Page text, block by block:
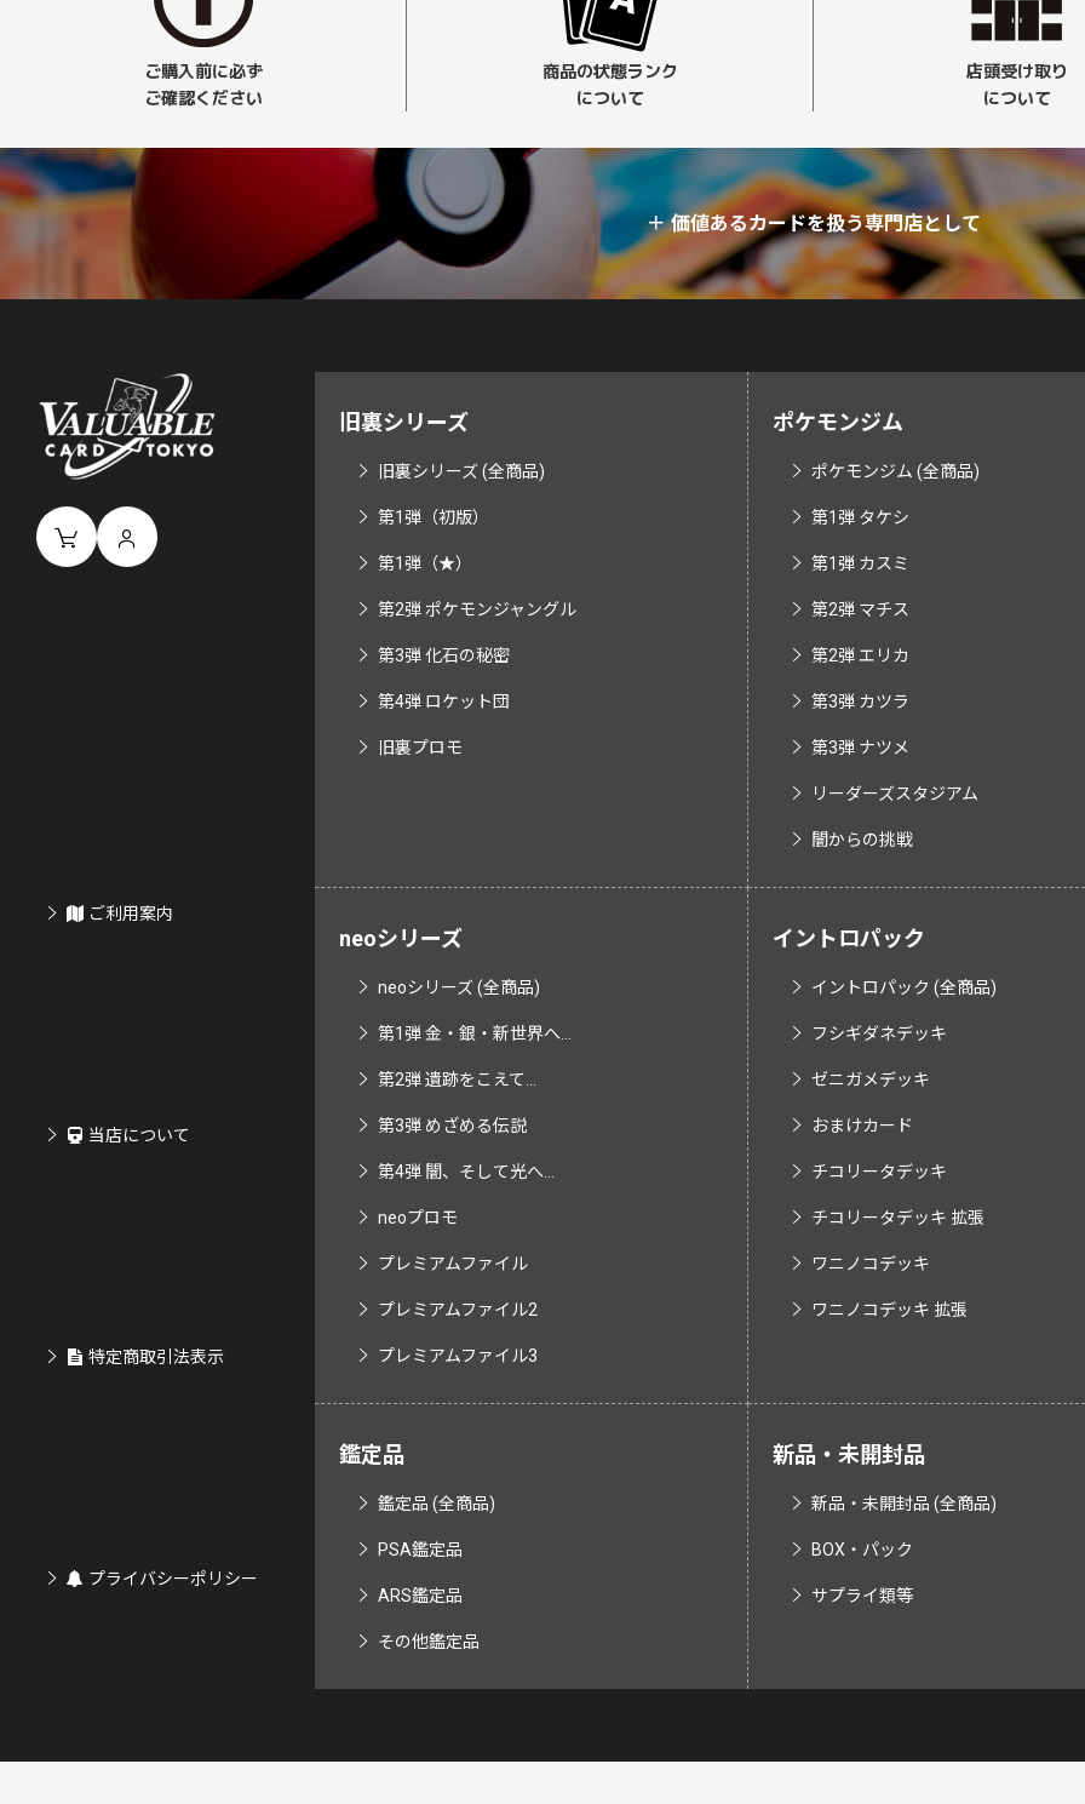
ご購入前に必ず
ご確認ください
商品の状態ランク
について
店頭受け取り
について
＋価値あるカードを扱う専門店として
ご利用案内
当店について
特定商取引法表示
プライバシーポリシー
旧裏シリーズ
旧裏シリーズ (全商品)
第1弾（初版）
第1弾（★）
第2弾 ポケモンジャングル
第3弾 化石の秘密
第4弾 ロケット団
旧裏プロモ
ポケモンジム
ポケモンジム (全商品)
第1弾 タケシ
第1弾 カスミ
第2弾 マチス
第2弾 エリカ
第3弾 カツラ
第3弾 ナツメ
リーダーズスタジアム
闇からの挑戦
neoシリーズ
neoシリーズ (全商品)
第1弾 金・銀・新世界へ...
第2弾 遺跡をこえて...
第3弾 めざめる伝説
第4弾 闇、そして光へ...
neoプロモ
プレミアムファイル
プレミアムファイル2
プレミアムファイル3
イントロパック
イントロパック (全商品)
フシギダネデッキ
ゼニガメデッキ
おまけカード
チコリータデッキ
チコリータデッキ 拡張
ワニノコデッキ
ワニノコデッキ 拡張
鑑定品
鑑定品 (全商品)
PSA鑑定品
ARS鑑定品
その他鑑定品
新品・未開封品
新品・未開封品 (全商品)
BOX・パック
サプライ類等